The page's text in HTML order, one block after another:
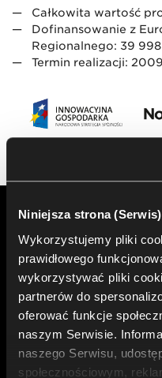
Niniejsza strona
Wykorzystujemy pliki
prawidłowego
wykorzystywać pliki
partnerów do
oferować funkcje
naszym Serwisie.
naszego Serwisu,
społecznościowym,
Całkowita wartość
Dofinansowanie z
Regionalnego: 39 998
Termin realizacji:
organizacyjnych i
Wprowadzenie
obsługi zamówień
w 2014 roku. Na terenie
zostały dwie linie
Pierwsza z nich,
oprogramowaniem